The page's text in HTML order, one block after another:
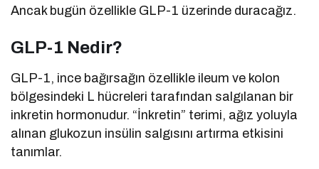
Ancak bugün özellikle GLP-1 üzerinde duracağız.
GLP-1 Nedir?
GLP-1, ince bağırsağın özellikle ileum ve kolon
bölgesindeki L hücreleri tarafından salgılanan bir
inkretin hormonudur. “İnkretin” terimi, ağız yoluyla
alınan glukozun insülin salgısını artırma etkisini
tanımlar.